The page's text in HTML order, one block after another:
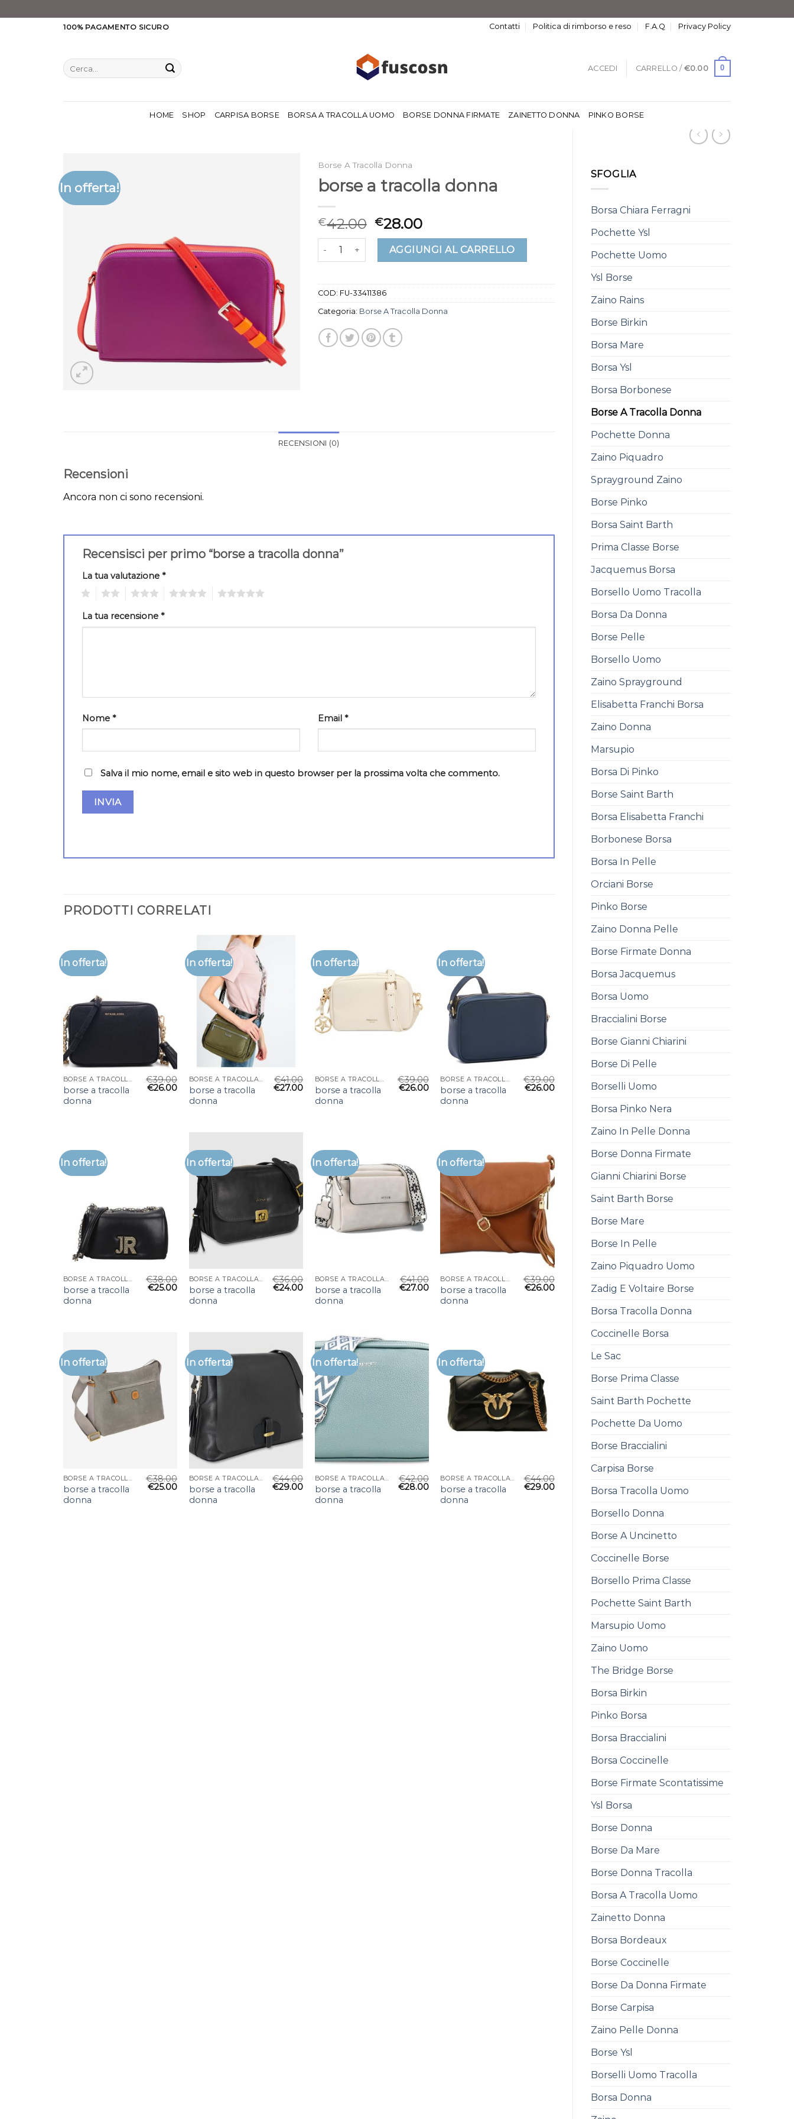
100% PAGAMENTO SICURO Contatti Politica di rimborso e reso F.A.Q Privacy Policy
Cerca:
ACCEDI CARRELLO / €0.00 0
HOME SHOP CARPISA BORSE BORSA A TRACOLLA UOMO BORSE DONNA FIRMATE ZAINETTO DONNA PINKO BORSE
SFOGLIA
Borsa Chiara Ferragni
Pochette Ysl
Pochette Uomo
Ysl Borse
Zaino Rains
Borse Birkin
Borsa Mare
Borsa Ysl
Borsa Borbonese
Borse A Tracolla Donna
Pochette Donna
Zaino Piquadro
Sprayground Zaino
Borse Pinko
Borsa Saint Barth
Prima Classe Borse
Jacquemus Borsa
Borsello Uomo Tracolla
Borsa Da Donna
Borse Pelle
Borsello Uomo
Zaino Sprayground
Elisabetta Franchi Borsa
Zaino Donna
Marsupio
Borsa Di Pinko
Borse Saint Barth
Borsa Elisabetta Franchi
Borbonese Borsa
Borsa In Pelle
Orciani Borse
Pinko Borse
Zaino Donna Pelle
Borse Firmate Donna
Borsa Jacquemus
Borsa Uomo
Braccialini Borse
Borse Gianni Chiarini
Borse Di Pelle
Borselli Uomo
Borsa Pinko Nera
Zaino In Pelle Donna
Borse Donna Firmate
Gianni Chiarini Borse
Saint Barth Borse
Borse Mare
Borse In Pelle
Zaino Piquadro Uomo
Zadig E Voltaire Borse
Borsa Tracolla Donna
Coccinelle Borsa
Le Sac
Borse Prima Classe
Saint Barth Pochette
Pochette Da Uomo
Borse Braccialini
Carpisa Borse
Borsa Tracolla Uomo
Borsello Donna
Borse A Uncinetto
Coccinelle Borse
Borsello Prima Classe
Pochette Saint Barth
Marsupio Uomo
Zaino Uomo
The Bridge Borse
Borsa Birkin
Pinko Borsa
Borsa Braccialini
Borsa Coccinelle
Borse Firmate Scontatissime
Ysl Borsa
Borse Donna
Borse Da Mare
Borse Donna Tracolla
Borsa A Tracolla Uomo
Zainetto Donna
Borsa Bordeaux
Borse Coccinelle
Borse Da Donna Firmate
Borse Carpisa
Zaino Pelle Donna
Borse Ysl
Borselli Uomo Tracolla
Borsa Donna
In offerta!
Borse A Tracolla Donna
borse a tracolla donna
€42.00 €28.00
borse a tracolla donna quantitàAGGIUNGI AL CARRELLO
COD: FU-33411386
Categoria: Borse A Tracolla Donna
RECENSIONI (0)
Recensioni
Ancora non ci sono recensioni.
Recensisci per primo “borse a tracolla donna”
La tua valutazione *
La tua recensione *
Nome * Email *
Salva il mio nome, email e sito web in questo browser per la prossima volta che commento.
PRODOTTI CORRELATI
In offerta!
BORSE A TRACOLLA DONNA
borse a tracolla
donna
€39.00
€26.00
In offerta!
BORSE A TRACOLLA DONNA
borse a tracolla
donna
€41.00
€27.00
In offerta!
BORSE A TRACOLLA DONNA
borse a tracolla
donna
€39.00
€26.00
In offerta!
BORSE A TRACOLLA DONNA
borse a tracolla
donna
€39.00
€26.00
In offerta!
BORSE A TRACOLLA DONNA
borse a tracolla
donna
€38.00
€25.00
In offerta!
BORSE A TRACOLLA DONNA
borse a tracolla
donna
€36.00
€24.00
In offerta!
BORSE A TRACOLLA DONNA
borse a tracolla
donna
€41.00
€27.00
In offerta!
BORSE A TRACOLLA DONNA
borse a tracolla
donna
€39.00
€26.00
In offerta!
BORSE A TRACOLLA DONNA
borse a tracolla
donna
€38.00
€25.00
In offerta!
BORSE A TRACOLLA DONNA
borse a tracolla
donna
€44.00
€29.00
In offerta!
BORSE A TRACOLLA DONNA
borse a tracolla
donna
€42.00
€28.00
In offerta!
BORSE A TRACOLLA DONNA
borse a tracolla
donna
€44.00
€29.00